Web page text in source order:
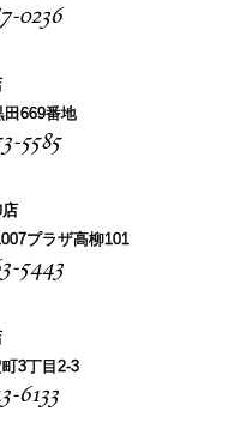
0236
田669番地
5585
プラザ高柳101
5443
3丁目2-3
6133